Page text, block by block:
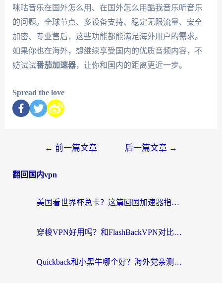
咪咕音乐在国外怎么用、在国外怎么用酷我音乐听音乐
的问题。全球节点、多设备支持、稳定无限流量、安全
加密、专业售后，这些功能都能满足海外用户的需求。
如果你也在海外，想继续享受国内的优质音频内容，不
妨试试番茄加速器，让你和国内的距离更近一步。
Spread the love
← 前一篇文章 后一篇文章 →
翻回国内vpn
美国看世界杯总卡？这篇回国加速器指南帮你无缝刷国内资源（附苹果手机VPN设置步骤）
穿梭VPN好用吗？和FlashBackVPN对比哪个回国效果更好？
Quickback和小黑牛哪个好？海外党亲测指南，选对回国加速器秒回国内